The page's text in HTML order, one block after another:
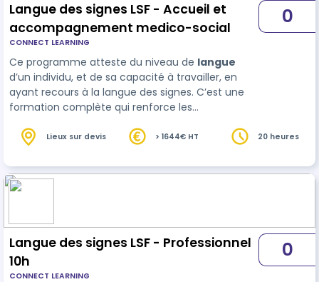
Langue des signes LSF - Accueil et
accompagnement medico-social
CONNECT LEARNING
Ce programme atteste du niveau de langue
d’un individu, et de sa capacité à travailler, en
ayant recours à la langue des signes. C’est une
formation complète qui renforce les
procurant aux participants une perspective
0
Lieux sur devis > 1644€ HT 20 heures
Langue des signes LSF - Professionnel
10h
CONNECT LEARNING
0